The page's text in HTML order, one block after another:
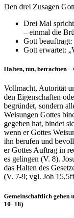
Den drei Zusagen
Drei Mal
– einmal die
Gott
Gott erwartet:
Halten, tun, betrachten –
Vollmacht, Autorität
den Eigenschaften
begründet, sondern
Weisungen Gottes
gegeben hat, bindet
wenn er Gottes
ihn berufen und
er Gottes Auftrag in
es gelingen (V. 8).
das Halten des
(V. 7-9; vgl. Joh
Gemeinschaftlich gehen
10–18)